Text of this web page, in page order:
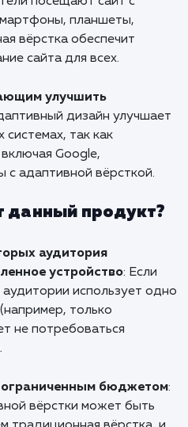
сайта в
разработку
путь к более
продукт?
степени
присутствия, адаптивная
вам обеспечить
клиентами на любом
посещают сайт с
(смартфоны, планшеты,